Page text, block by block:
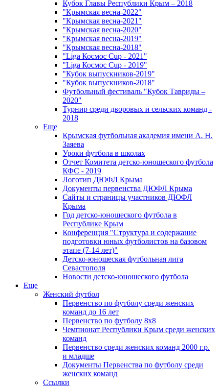
Кубок Главы Республики Крым – 2018
"Крымская весна-2022"
"Крымская весна-2021"
"Крымская весна-2020"
"Крымская весна-2019"
"Крымская весна-2018"
"Liga Космос Cup - 2021"
"Liga Космос Cup - 2019"
"Кубок выпускников-2019"
"Кубок выпускников-2018"
Футбольный фестиваль "Кубок Тавриды –
2020"
Турнир среди дворовых и сельских команд -
2018
Еще
Крымская футбольная академия имени А. Н.
Заяева
Уроки футбола в школах
Отчет Комитета детско-юношеского футбола
КФС - 2019
Логотип ДЮФЛ Крыма
Документы первенства ДЮФЛ Крыма
Сайты и страницы участников ДЮФЛ
Крыма
Год детско-юношеского футбола в
Республике Крым
Конференция "Структура и содержание
подготовки юных футболистов на базовом
этапе (7-14 лет)"
Детско-юношеская футбольная лига
Севастополя
Новости детско-юношеского футбола
Еще
Женский футбол
Первенство по футболу среди женских
команд до 16 лет
Первенство по футболу 8х8
Чемпионат Республики Крым среди женских
команд
Первенство среди женских команд 2000 г.р.
и младше
Документы Первенства по футболу среди
женских команд
Ссылки